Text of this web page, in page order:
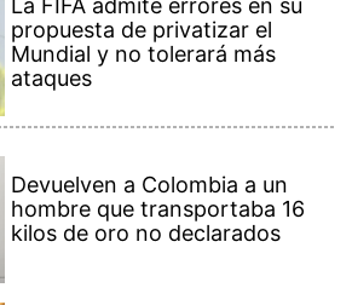
La FIFA admite errores en su
propuesta de privatizar el
Mundial y no tolerará más
ataques
Devuelven a Colombia a un
hombre que transportaba 16
kilos de oro no declarados